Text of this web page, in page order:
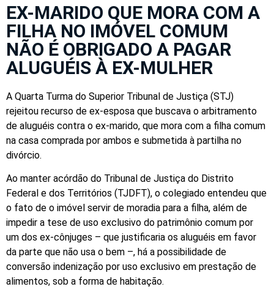
EX-MARIDO QUE MORA COM A
FILHA NO IMÓVEL COMUM
NÃO É OBRIGADO A PAGAR
ALUGUÉIS À EX-MULHER
A Quarta Turma do Superior Tribunal de Justiça (STJ)
rejeitou recurso de ex-esposa que buscava o arbitramento
de aluguéis contra o ex-marido, que mora com a filha comum
na casa comprada por ambos e submetida à partilha no
divórcio.
Ao manter acórdão do Tribunal de Justiça do Distrito
Federal e dos Territórios (TJDFT), o colegiado entendeu que
o fato de o imóvel servir de moradia para a filha, além de
impedir a tese de uso exclusivo do patrimônio comum por
um dos ex-cônjuges – que justificaria os aluguéis em favor
da parte que não usa o bem –, há a possibilidade de
conversão indenização por uso exclusivo em prestação de
alimentos, sob a forma de habitação.